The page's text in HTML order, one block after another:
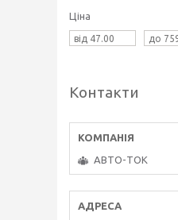
Ціна
Контакти
АВТО-ТОК